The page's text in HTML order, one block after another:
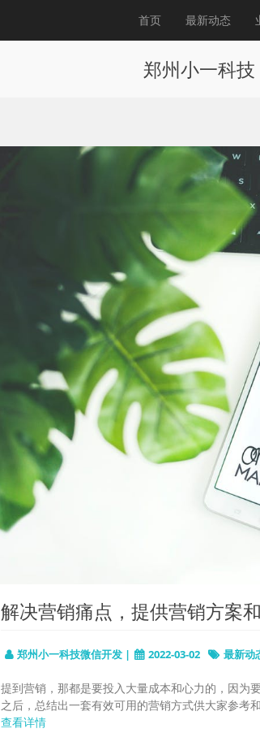
首页 最新动态
郑州小一科技
解决营销痛点，提供营销方案
郑州小一科技微信开发 | 2022-03-02 最新动
提到营销，那都是要投入大量成本和心力的，因为
之后，总结出一套有效可用的营销方式供大家参
查看详情